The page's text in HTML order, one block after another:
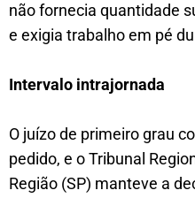
não fornecia quantidade
e exigia trabalho em pé
Intervalo intrajornada
O juízo de primeiro grau
pedido, e o Tribunal
Região (SP) manteve a